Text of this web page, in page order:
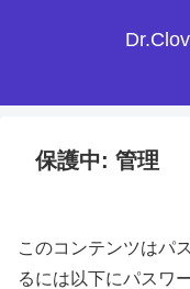
保護中: 管理
このコンテンツはパ
るには以下にパスワ